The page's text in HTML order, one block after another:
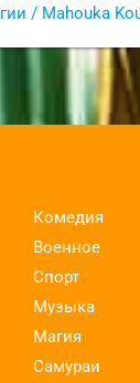
/ Mahouka
Комедия
Военное
Спорт
Музыка
Магия
Самураи